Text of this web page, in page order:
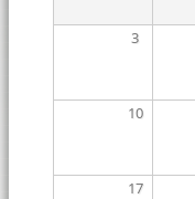
3
10
17